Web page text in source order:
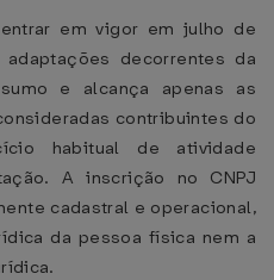
em vigor em julho de
decorrentes da
e alcança apenas as
contribuintes do
habitual de atividade
A inscrição no CNPJ
cadastral e operacional,
da pessoa física nem a